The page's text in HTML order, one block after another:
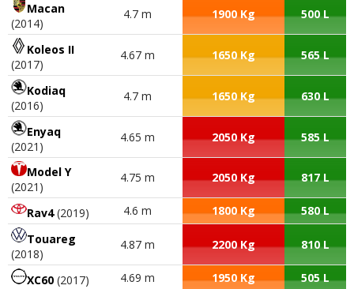
Macan
(2014)
4.7 m 1900 Kg 500 L
Koleos II
(2017)
4.67 m 1650 Kg 565 L
Kodiaq
(2016)
4.7 m 1650 Kg 630 L
Enyaq
(2021)
4.65 m 2050 Kg 585 L
Model Y
(2021)
4.75 m 2050 Kg 817 L
Rav4(2019) 4.6 m 1800 Kg
580 L
Touareg
(2018)
4.87 m 2200 Kg 810 L
XC60 (2017) 4.69 m 1950 Kg 505 L